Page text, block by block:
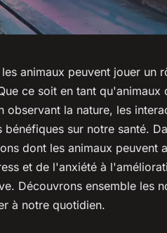
animaux peuvent jouer un
ce soit en tant qu'animaux
observant la nature, les
sur notre santé.
dont les animaux peuvent
et de l'anxiété à
Découvrons ensemble les
à notre quotidien.